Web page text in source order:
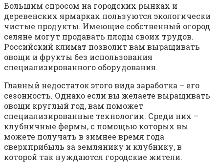
Большим спросом на городских рынках и
деревенских ярмарках пользуются экологически
чистые продукты. Имеющие собственный огород
селяне могут продавать плоды своих трудов.
Российский климат позволит вам выращивать
овощи и фрукты без использования
специализированного оборудования.
Главный недостаток этого вида заработка – его
сезонность. Однако если вы желаете выращивать
овощи круглый год, вам поможет
специализированные технологии. Среди них –
клубничные фермы, с помощью которых вы
можете получать в зимнее время года
сверхприбыль за землянику и клубнику, в
которой так нуждаются городские жители.